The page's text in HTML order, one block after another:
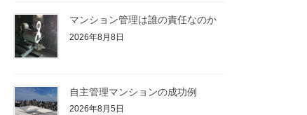
マンション管理は誰の責任なのか
2026年8月8日
自主管理マンションの成功例
2026年8月5日